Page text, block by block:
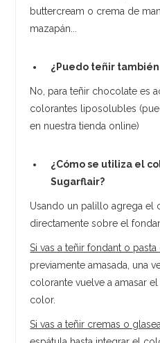
buttercream o crema de
mazapán...
¿Puedo teñir
No, para teñir chocolate es
colorantes liposolubles
en nuestra tienda online)
¿Cómo se utiliza el
Sugarflair?
Usando un palillo agrega el
directamente sobre el
Si vas a teñir fondant o
previamente amasada, una
colorante vuelve a amasar
color.
Si vas a teñir cremas o